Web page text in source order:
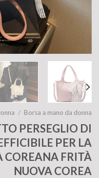
/ Borsa a mano da donna
PERSEGLIO DI
PER LA
COREANA FRITÀ
NUOVA COREA